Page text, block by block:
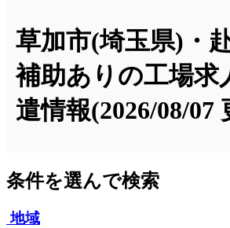
草加市(埼玉県)・
補助ありの工場求
遣情報(2026/08/07
条件を選んで検索
地域